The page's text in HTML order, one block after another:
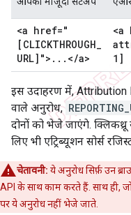
<a href="
[CLICKTHROUGH_
URL]"> . . . </a>
<a
1]
इस उदाहरण में, Attribution
वाले अनुरोध,
दोनों को भेजे जाएंगे.
लिए भी एट्रिब्यूशन सोर्स
चेतावनी: ये अनुरोध सिर्फ़ उन
API के साथ काम करते हैं. साथ ही,
पर ये अनुरोध नहीं भेजे जाते.